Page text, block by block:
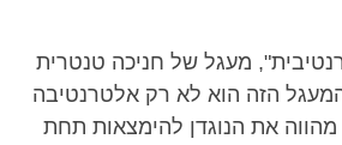
מעגל של חניכה טנטרית
הזה הוא לא רק אלטרנטיבה
את הנוגדן להימצאות תחת